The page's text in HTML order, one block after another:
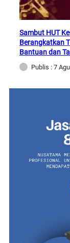
Sambut HUT
Berangkatkan
Bantuan dan
Publis : 7